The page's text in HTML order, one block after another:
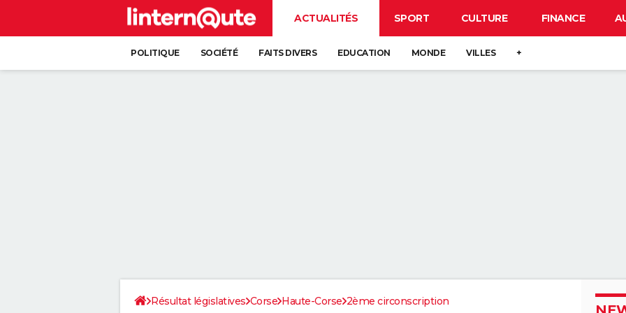
ACTUALITÉS SPORT CULTURE FINANCE
POLITIQUE SOCIÉTÉ FAITS DIVERS EDUCATION MONDE VILLES +
Résultat législatives Corse Haute-Corse 2ème circonscription